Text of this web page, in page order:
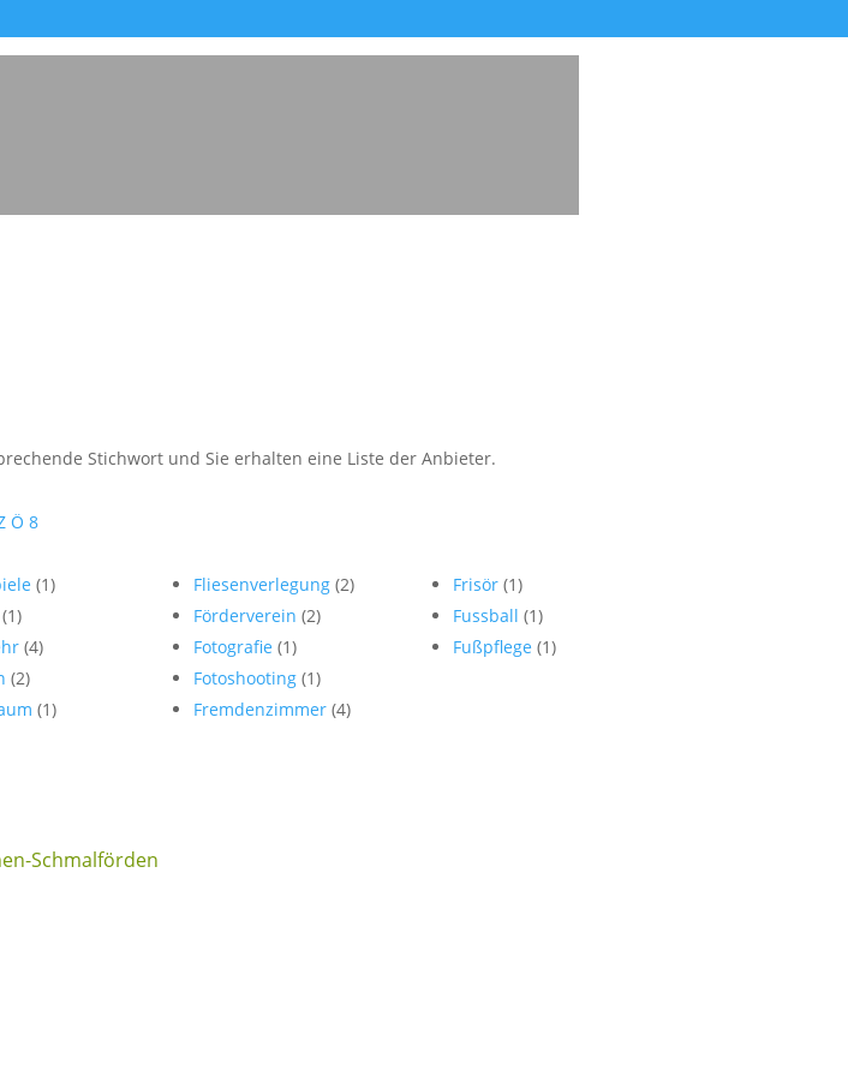
Stichwort und Sie erhalten eine Liste der Anbieter.
Ö 8
(1)
(1)
(4)
(2)
(1)
Fliesenverlegung (2)
Förderverein (2)
Fotografie (1)
Fotoshooting (1)
Fremdenzimmer (4)
Frisör (1)
Fussball (1)
Fußpflege (1)
Schmalförden